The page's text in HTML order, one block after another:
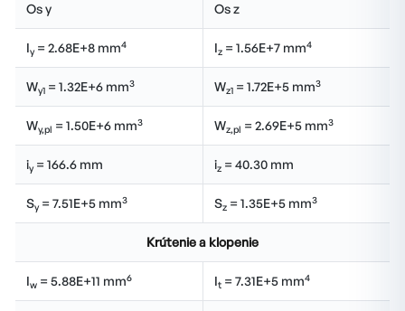
Os y Os z
Iy= 2.68E+8 mm4 Iz = 1.56E+7 mm4
Wy1 = 1.32E+6 mm3 Wz1 = 1.72E+5 mm3
Wy,pl = 1.50E+6 mm3 Wz,pl = 2.69E+5 mm3
iy= 166.6 mm iz = 40.30 mm
Sy= 7.51E+5 mm3 Sz = 1.35E+5 mm3
Krútenie a klopenie
Iw = 5.88E+11 mm6 It = 7.31E+5 mm4